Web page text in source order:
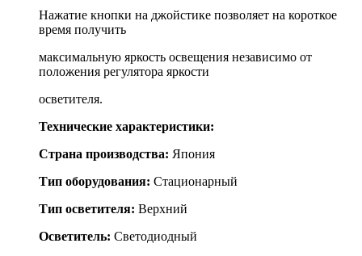
Нажатие кнопки на джойстике позволяет на короткое
время получить
максимальную яркость освещения независимо от
положения регулятора яркости
осветителя.
Технические характеристики:
Страна производства: Япония
Тип оборудования: Стационарный
Тип осветителя: Верхний
Осветитель: Светодиодный